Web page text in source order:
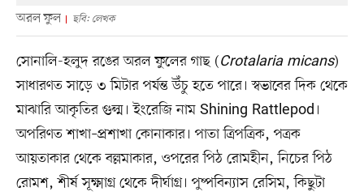
অরল ফুল ছবি: লেখক
সোনালি-হলুদ রঙের অরল ফুলের গাছ (Crotalaria micans)
সাধারণত সাড়ে ৩ মিটার পর্যন্ত উঁচু হতে পারে। স্বভাবের দিক থেকে
মাঝারি আকৃতির গুল্ম। ইংরেজি নাম Shining Rattlepod।
অপরিণত শাখা–প্রশাখা কোনাকার। পাতা ত্রিপত্রিক, পত্রক
আয়তাকার থেকে বল্লমাকার, ওপরের পিঠ রোমহীন, নিচের পিঠ
রোমশ, শীর্ষ সূক্ষ্মাগ্র থেকে দীর্ঘাগ্র। পুষ্পবিন্যাস রেসিম, কিছুটা